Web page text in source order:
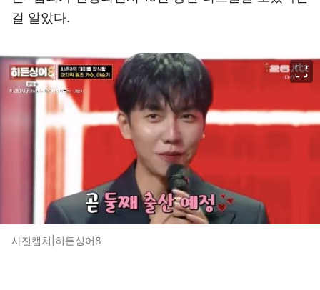
걸 알았다.
사진캡처|히든싱어8